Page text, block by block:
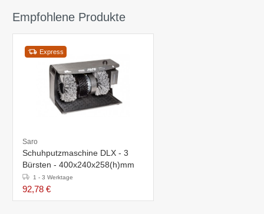
Empfohlene Produkte
Express
Saro
Schuhputzmaschine DLX - 3
Bürsten - 400x240x258(h)mm
1 - 3 Werktage
92,78 €